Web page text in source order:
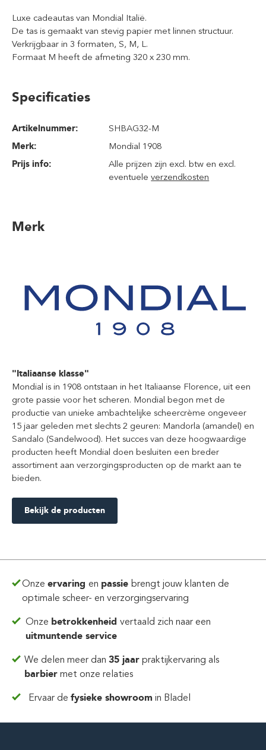
Luxe cadeautas van Mondial Italië.
De tas is gemaakt van stevig papier met linnen structuur.
Verkrijgbaar in 3 formaten, S, M, L.
Formaat M heeft de afmeting 320 x 230 mm.
Specificaties
Artikelnummer:
SHBAG32-M
Merk:
Mondial 1908
Prijs info:
Alle prijzen zijn excl. btw en excl.
eventueleverzendkosten
Merk
"Italiaanse klasse"
Mondial is in 1908 ontstaan in het Italiaanse Florence, uit een
grote passie voor het scheren. Mondial begon met de
productie van unieke ambachtelijke scheercrème ongeveer
15 jaar geleden met slechts 2 geuren: Mandorla (amandel) en
Sandalo (Sandelwood). Het succes van deze hoogwaardige
producten heeft Mondial doen besluiten een breder
assortiment aan verzorgingsproducten op de markt aan te
bieden.
Bekijk de producten
Onzeervaringen passie brengt jouw klanten de
optimale scheer- en verzorgingservaring
Onze betrokkenheid vertaald zich naar een
uitmuntende service
We delen meer dan 35 jaar praktijkervaring als
barbier met onze relaties
Ervaar de fysieke showroom in Bladel